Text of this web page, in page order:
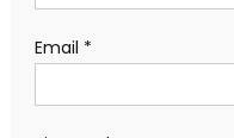
Email *